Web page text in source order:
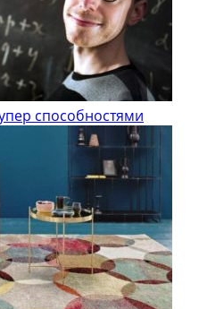
способностями